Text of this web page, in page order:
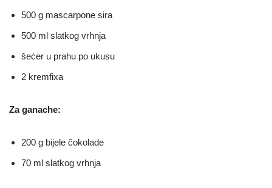
500 g mascarpone sira
500 ml slatkog vrhnja
šećer u prahu po ukusu
2 kremfixa
Za ganache:
200 g bijele čokolade
70 ml slatkog vrhnja